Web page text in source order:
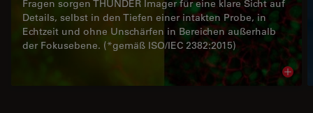
Fragen sorgen THUNDER Imager für eine klare Sicht auf
Details, selbst in den Tiefen einer intakten Probe, in
Echtzeit und ohne Unschärfen in Bereichen außerhalb
der Fokusebene. (*gemäß ISO/IEC 2382:2015)